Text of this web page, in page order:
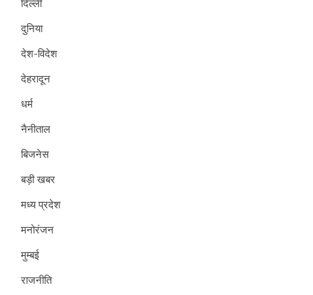
दिल्ली
दुनिया
देश-विदेश
देहरादून
धर्म
नैनीताल
बिजनेस
बड़ी खबर
मध्य प्रदेश
मनोरंजन
मुम्बई
राजनीति